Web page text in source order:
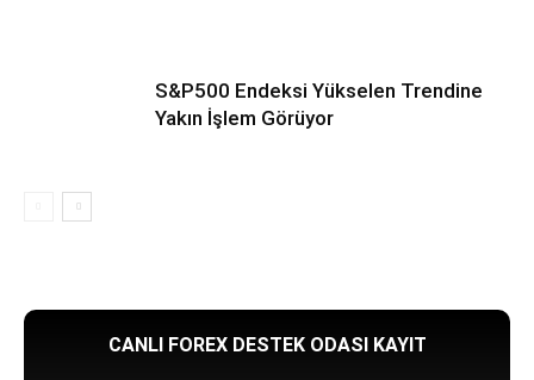
S&P500 Endeksi Yükselen Trendine
Yakın İşlem Görüyor
CANLI FOREX DESTEK ODASI KAYIT